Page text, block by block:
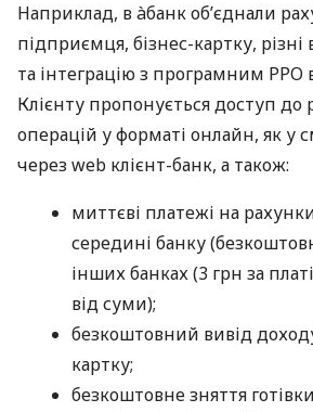
Наприклад, в àбанк об’єднали
підприємця, бізнес-картку,
та інтеграцію з програмним РРО
Клієнту пропонується доступ до
операцій у форматі онлайн, як у
через web клієнт-банк, а також:
миттєві платежі на
середині банку
інших банках (3 грн за
від суми);
безкоштовний вивід
картку;
безкоштовне зняття